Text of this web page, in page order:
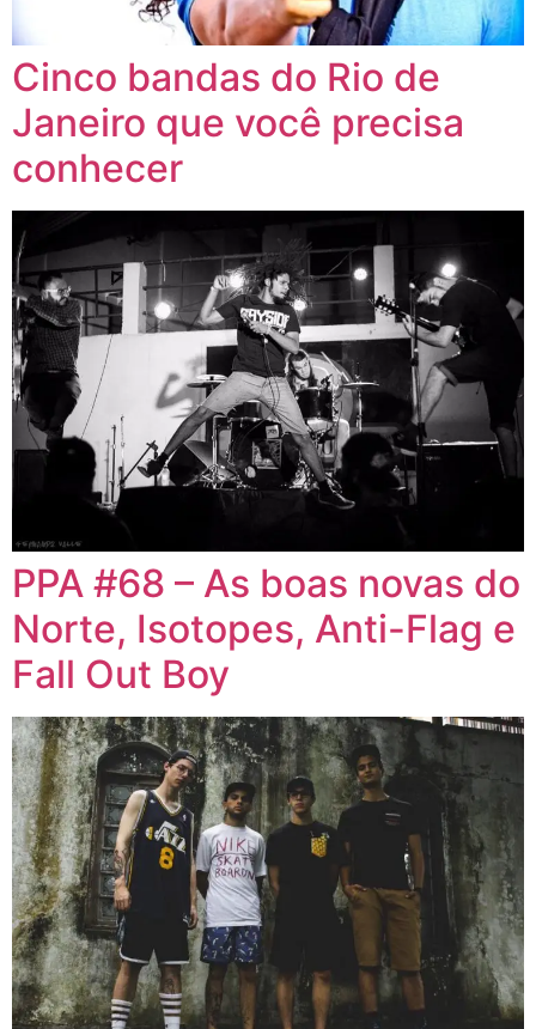
Cinco bandas do Rio de
Janeiro que você precisa
conhecer
PPA #68 – As boas novas do
Norte, Isotopes, Anti-Flag e
Fall Out Boy